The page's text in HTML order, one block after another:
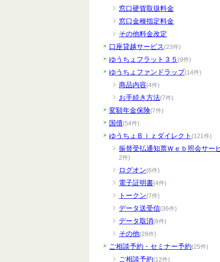
窓口硬貨取扱料金
窓口金種指定料金
その他料金改定
口座貸越サービス(23件)
ゆうちょフラット３５ (9件)
ゆうちょファンドラップ(14件)
商品内容(4件)
お手続き方法(7件)
変額年金保険(7件)
国債(54件)
ゆうちょＢｉｚダイレクト (121件)
振替受払通知票Ｗｅｂ照会サー
2件)
ログオン(6件)
電子証明書(4件)
トークン(7件)
データ送受信(36件)
データ取消(8件)
その他(28件)
ご相談予約・セミナー予約(25件)
ご相談予約(12件)